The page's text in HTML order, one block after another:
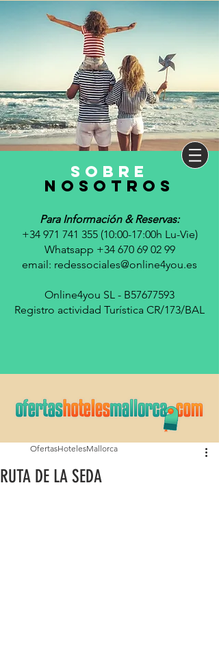
sobre
nosotros
Para Información & Reservas:
+34 971 741 355 (10:00-17:00h Lu-Vie)
Whatsapp +34 670 69 02 99
email: redessociales@online4you.es
Online4you SL - B57677593
Registro actividad Turística CR/173/BAL
RUTA DE LA SEDA
OfertasHotelesMallorca